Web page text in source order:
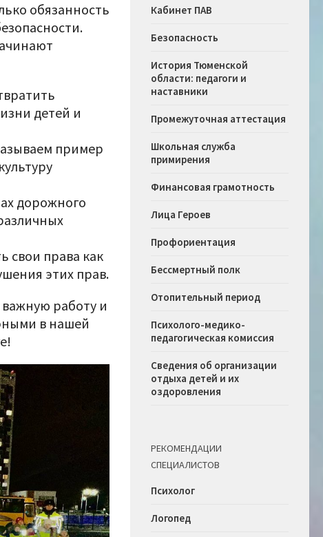
обязанность
детей и
пример
дорожного
свои права как
этих прав.
работу и
в нашей
Кабинет ПАВ
Безопасность
История Тюменской
области: педагоги и
наставники
Промежуточная аттестация
Школьная служба
примирения
Финансовая грамотность
Лица Героев
Профориентация
Бессмертный полк
Отопительный период
Психолого-медико-
педагогическая комиссия
Сведения об организации
отдыха детей и их
оздоровления
РЕКОМЕНДАЦИИ
СПЕЦИАЛИСТОВ
Психолог
Логопед